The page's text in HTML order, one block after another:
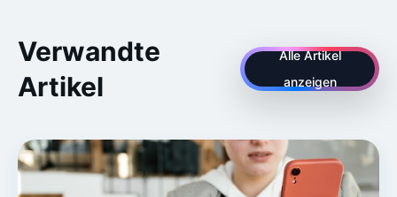
Verwandte
Artikel
Alle Artikel
anzeigen